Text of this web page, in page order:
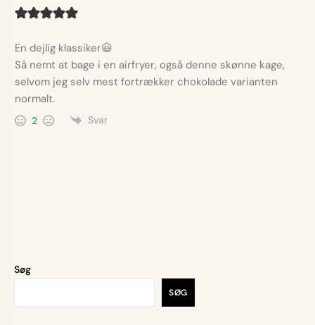
En dejlig klassiker😃
Så nemt at bage i en airfryer, også denne skønne kage,
selvom jeg selv mest fortrækker chokolade varianten
normalt.
2 Svar
Søg
SØG